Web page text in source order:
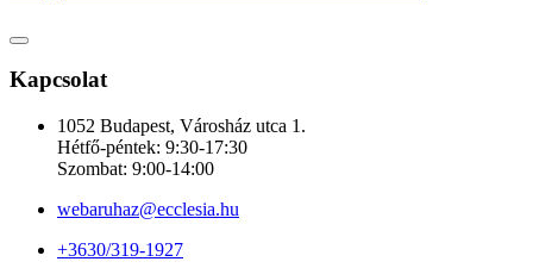
Kapcsolat
1052 Budapest, Városház utca 1.
Hétfő-péntek: 9:30-17:30
Szombat: 9:00-14:00
webaruhaz@ecclesia.hu
+3630/319-1927